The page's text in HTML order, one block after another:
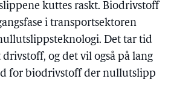
kuttes raskt. Biodrivstoff
i transportsektoren
Det tar tid
og det vil også på lang
for biodrivstoff der nullutslipp